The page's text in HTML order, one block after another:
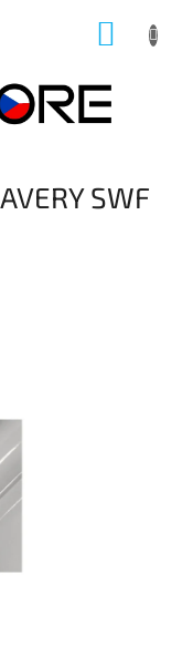
SWF